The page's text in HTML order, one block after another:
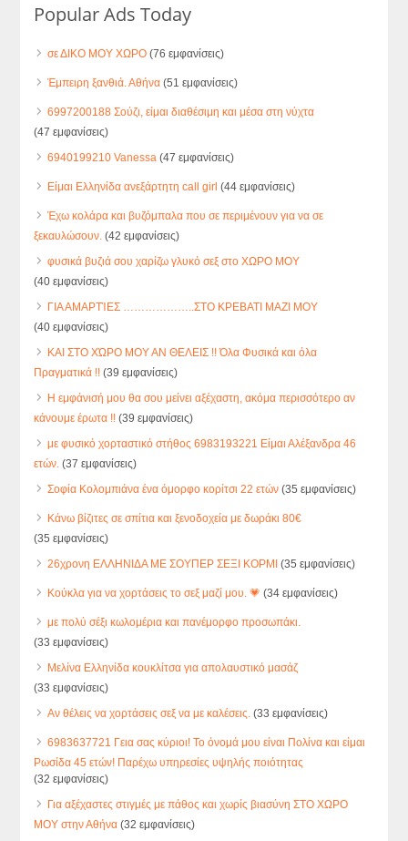
Popular Ads Today
σε ΔΙΚΟ ΜΟΥ ΧΩΡΟ (76 εμφανίσεις)
Έμπειρη ξανθιά. Αθήνα (51 εμφανίσεις)
6997200188 Σούζι, είμαι διαθέσιμη και μέσα στη νύχτα
(47 εμφανίσεις)
6940199210 Vanessa (47 εμφανίσεις)
Είμαι Ελληνίδα ανεξάρτητη call girl (44 εμφανίσεις)
Έχω κολάρα και βυζόμπαλα που σε περιμένουν για να σε
ξεκαυλώσουν. (42 εμφανίσεις)
φυσικά βυζιά σου χαρίζω γλυκό σεξ στο ΧΩΡΟ ΜΟΥ
(40 εμφανίσεις)
ΓΙΑ ΑΜΑΡΤΊΕΣ ………………..ΣΤΟ ΚΡΕΒΑΤΙ ΜΑΖΙ ΜΟΥ
(40 εμφανίσεις)
ΚΑΙ ΣΤΟ ΧΏΡΟ ΜΟΥ ΑΝ ΘΕΛΕΙΣ !! Όλα Φυσικά και όλα
Πραγματικά !! (39 εμφανίσεις)
Η εμφάνισή μου θα σου μείνει αξέχαστη, ακόμα περισσότερο αν
κάνουμε έρωτα !! (39 εμφανίσεις)
με φυσικό χορταστικό στήθος 6983193221 Είμαι Αλέξανδρα 46
ετών. (37 εμφανίσεις)
Σοφία Κολομπιάνα ένα όμορφο κορίτσι 22 ετών (35 εμφανίσεις)
Κάνω βίζιτες σε σπίτια και ξενοδοχεία με δωράκι 80€
(35 εμφανίσεις)
26χρονη ΕΛΛΗΝΙΔΑ ΜΕ ΣΟΥΠΕΡ ΣΕΞΙ ΚΟΡΜΙ (35 εμφανίσεις)
Κούκλα για να χορτάσεις το σεξ μαζί μου. 💗 (34 εμφανίσεις)
με πολύ σέξι κωλομέρια και πανέμορφο προσωπάκι.
(33 εμφανίσεις)
Mελίνα Ελληνίδα κουκλίτσα για απολαυστικό μασάζ
(33 εμφανίσεις)
Αν θέλεις να χορτάσεις σεξ να με καλέσεις. (33 εμφανίσεις)
6983637721 Γεια σας κύριοι! Το όνομά μου είναι Πολίνα και είμαι
Ρωσίδα 45 ετών! Παρέχω υπηρεσίες υψηλής ποιότητας
(32 εμφανίσεις)
Για αξέχαστες στιγμές με πάθος και χωρίς βιασύνη ΣΤΟ ΧΩΡΟ
ΜΟΥ στην Αθήνα (32 εμφανίσεις)